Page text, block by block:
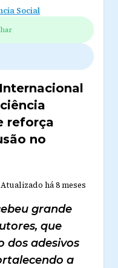
Social
reforça
no
Atualizado há 8 meses
grande
que
dos adesivos
a